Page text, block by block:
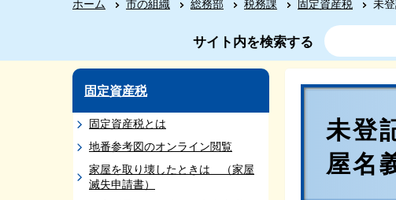
ホーム 市の組織 総務部 税務課 固定資産税 未
サイト内を検索する
固定資産税
固定資産税とは
地番参考図のオンライン閲覧
家屋を取り壊したときは （家屋
滅失申請書）
未登
屋名